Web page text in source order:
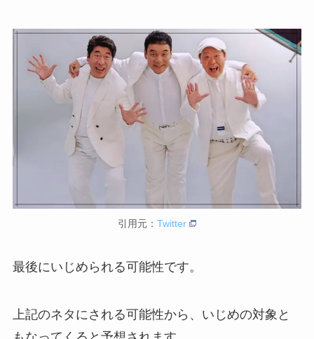
引用元： Twitter
最後にいじめられる可能性です。
上記のネタにされる可能性から、いじめの対象と